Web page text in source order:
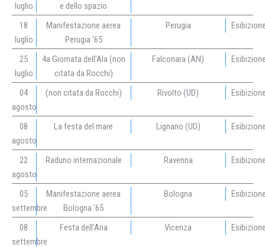
luglio
e dello spazio
18
luglio
Manifestazione aerea
Perugia ’65
Perugia
25
luglio
4a Giornata dell’Ala (non
citata da Rocchi)
Falconara (AN)
04
agosto
(non citata da Rocchi) Rivolto (UD)
08
agosto
La festa del mare Lignano (UD)
22
agosto
Raduno internazionale Ravenna
05
settembre
Manifestazione aerea
Bologna ’65
Bologna
08
settembre
Festa dell’Aria Vicenza